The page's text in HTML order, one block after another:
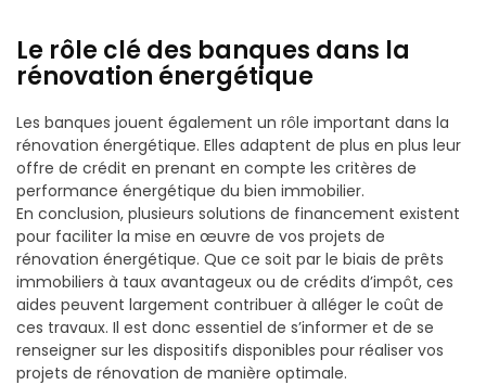
Le rôle clé des banques dans la
rénovation énergétique
Les banques jouent également un rôle important dans la
rénovation énergétique. Elles adaptent de plus en plus leur
offre de crédit en prenant en compte les critères de
performance énergétique du bien immobilier.
En conclusion, plusieurs solutions de financement existent
pour faciliter la mise en œuvre de vos projets de
rénovation énergétique. Que ce soit par le biais de prêts
immobiliers à taux avantageux ou de crédits d’impôt, ces
aides peuvent largement contribuer à alléger le coût de
ces travaux. Il est donc essentiel de s’informer et de se
renseigner sur les dispositifs disponibles pour réaliser vos
projets de rénovation de manière optimale.